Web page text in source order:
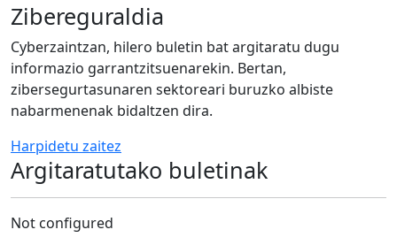
Zibereguraldia
Cyberzaintzan, hilero buletin bat argitaratu dugu
informazio garrantzitsuenarekin. Bertan,
zibersegurtasunaren sektoreari buruzko albiste
nabarmenenak bidaltzen dira.
Harpidetu zaitez
Argitaratutako buletinak
Not configured